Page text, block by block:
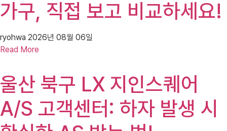
가구, 직접 보고 비교하세요!
ryohwa 2026년 08월 06일
Read More
울산 북구 LX 지인스퀘어
A/S 고객센터: 하자 발생 시